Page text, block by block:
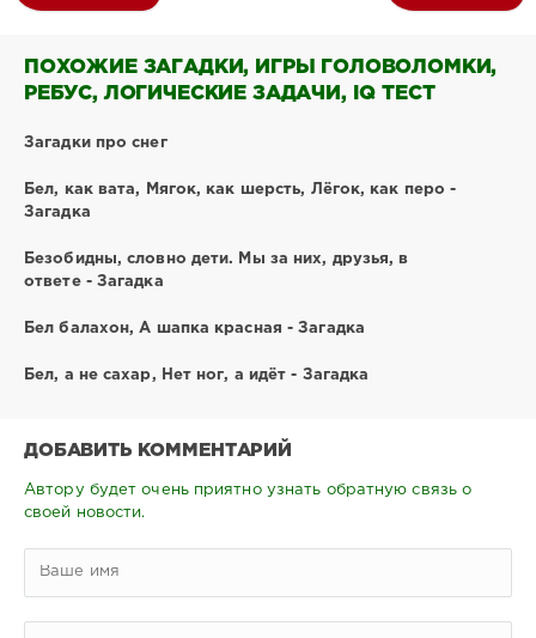
ПОХОЖИЕ ЗАГАДКИ, ИГРЫ ГОЛОВОЛОМКИ,
РЕБУС, ЛОГИЧЕСКИЕ ЗАДАЧИ, IQ ТЕСТ
Загадки про снег
Бел, как вата, Мягок, как шерсть, Лёгок, как перо -
Загадка
Безобидны, словно дети. Мы за них, друзья, в
ответе - Загадка
Бел балахон, А шапка красная - Загадка
Бел, а не сахар, Нет ног, а идёт - Загадка
ДОБАВИТЬ КОММЕНТАРИЙ
Автору будет очень приятно узнать обратную связь о
своей новости.